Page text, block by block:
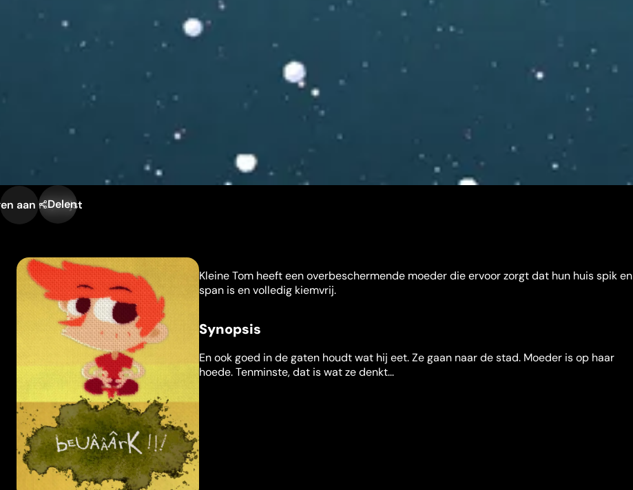
aan mijn lijst
Delen
Kleine Tom heeft een overbeschermende moeder die ervoor zorgt dat hun huis spik en
span is en volledig kiemvrij.
Synopsis
En ook goed in de gaten houdt wat hij eet. Ze gaan naar de stad. Moeder is op haar
hoede. Tenminste, dat is wat ze denkt...